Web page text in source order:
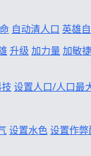
自动清人口 英雄
升级 加力量 加敏捷
设置人口/人口最
设置水色设置作弊